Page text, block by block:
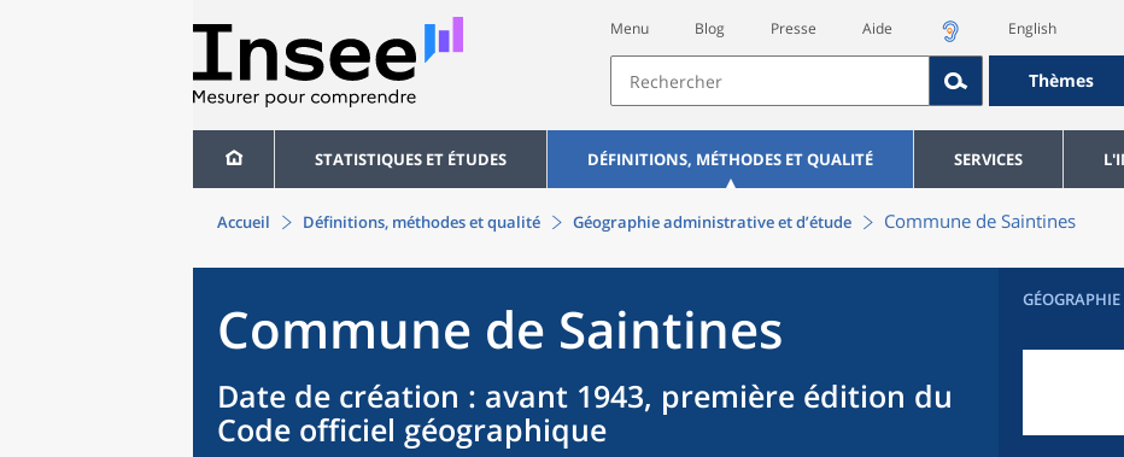
Menu Blog Presse Aide English
Thèmes
STATISTIQUES ET ÉTUDES DÉFINITIONS, MÉTHODES ET QUALITÉ SERVICES
Accueil Définitions, méthodes et qualité Géographie administrative et d’étude Commune de Saintines
Commune de Saintines
Date de création : avant 1943, première édition du
Code officiel géographique
GÉOGRAPHIE